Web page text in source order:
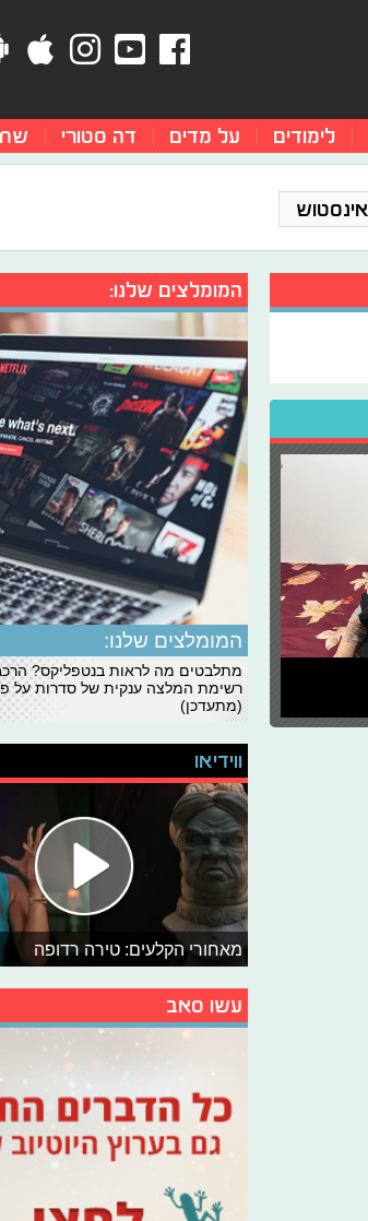
לימודים על מדים דה סטורי
אינסטוש
המומלצים שלנו:
המומלצים שלנו:
מתלבטים מה לראות בנטפליקס?
רשימת המלצה ענקית של סדרות על פי
(מתעדכן)
ווידיאו
מאחורי הקלעים: טירה רדופה
עשו סאב